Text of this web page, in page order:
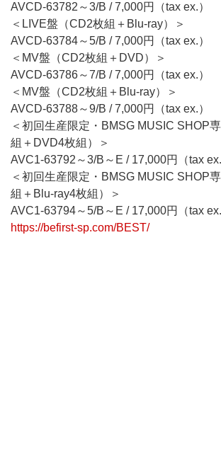
AVCD-63782～3/B / 7,000円（tax ex.）
＜LIVE盤（CD2枚組＋Blu-ray）＞
AVCD-63784～5/B / 7,000円（tax ex.）
＜MV盤（CD2枚組＋DVD）＞
AVCD-63786～7/B / 7,000円（tax ex.）
＜MV盤（CD2枚組＋Blu-ray）＞
AVCD-63788～9/B / 7,000円（tax ex.）
＜初回生産限定・BMSG MUSIC SHOP
組＋DVD4枚組）＞
AVC1-63792～3/B～E / 17,000円（tax ex.
＜初回生産限定・BMSG MUSIC SHOP
組＋Blu-ray4枚組）＞
AVC1-63794～5/B～E / 17,000円（tax ex.
https://befirst-sp.com/BEST/